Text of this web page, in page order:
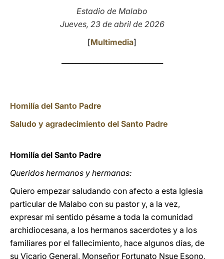
Estadio de Malabo
Jueves, 23 de abril de 2026
[Multimedia]
Homilía del Santo Padre
Saludo y agradecimiento del Santo Padre
Homilía del Santo Padre
Queridos hermanos y hermanas:
Quiero empezar saludando con afecto a esta Iglesia
particular de Malabo con su pastor y, a la vez,
expresar mi sentido pésame a toda la comunidad
archidiocesana, a los hermanos sacerdotes y a los
familiares por el fallecimiento, hace algunos días, de
su Vicario General, Monseñor Fortunato Nsue Esono,